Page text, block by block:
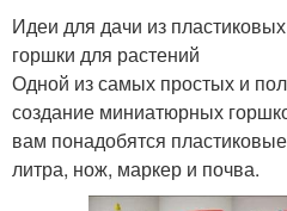
Идеи для дачи из
горшки для растений
Одной из самых простых и
создание миниатюрных
вам понадобятся
литра, нож, маркер и почва.